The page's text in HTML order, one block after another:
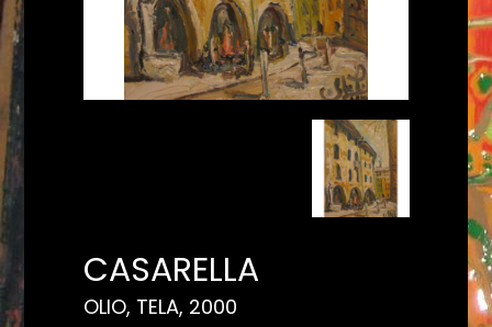
CASARELLA
OLIO, TELA, 2000